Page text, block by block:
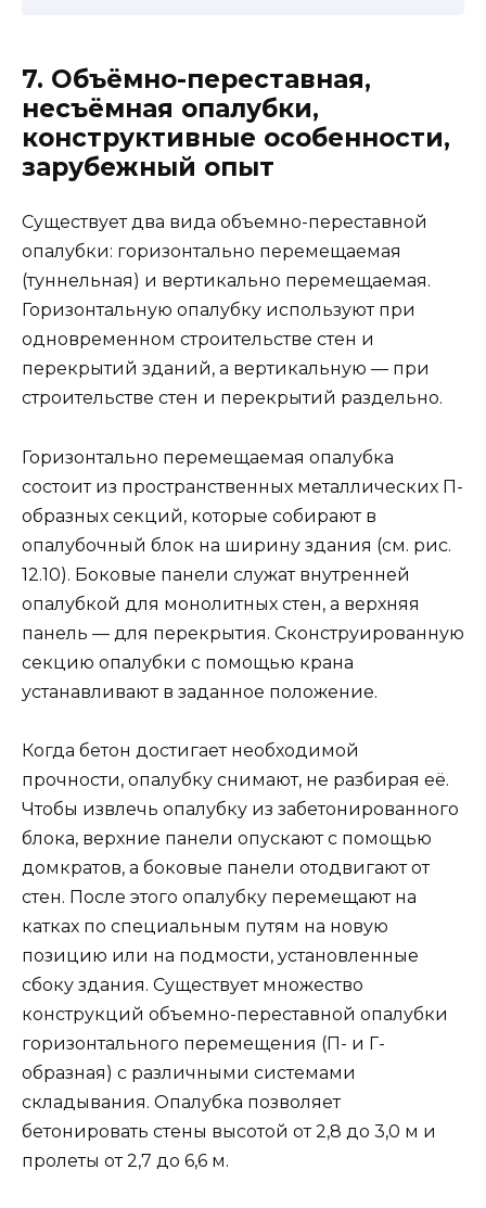
7. Объёмно-переставная,
несъёмная опалубки,
конструктивные особенности,
зарубежный опыт
Существует два вида объемно-переставной
опалубки: горизонтально перемещаемая
(туннельная) и вертикально перемещаемая.
Горизонтальную опалубку используют при
одновременном строительстве стен и
перекрытий зданий, а вертикальную — при
строительстве стен и перекрытий раздельно.
Горизонтально перемещаемая опалубка
состоит из пространственных металлических П-
образных секций, которые собирают в
опалубочный блок на ширину здания (см. рис.
12.10). Боковые панели служат внутренней
опалубкой для монолитных стен, а верхняя
панель — для перекрытия. Сконструированную
секцию опалубки с помощью крана
устанавливают в заданное положение.
Когда бетон достигает необходимой
прочности, опалубку снимают, не разбирая её.
Чтобы извлечь опалубку из забетонированного
блока, верхние панели опускают с помощью
домкратов, а боковые панели отодвигают от
стен. После этого опалубку перемещают на
катках по специальным путям на новую
позицию или на подмости, установленные
сбоку здания. Существует множество
конструкций объемно-переставной опалубки
горизонтального перемещения (П- и Г-
образная) с различными системами
складывания. Опалубка позволяет
бетонировать стены высотой от 2,8 до 3,0 м и
пролеты от 2,7 до 6,6 м.